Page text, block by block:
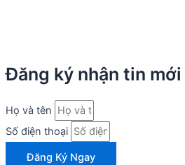
Đăng ký nhận tin
Họ và tên
Số điện thoại
Đăng Ký Ngay